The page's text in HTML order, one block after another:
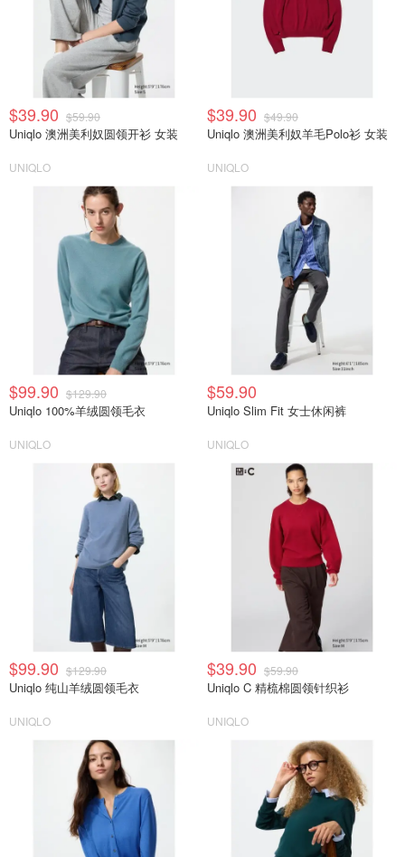
$39.90 $59.90
Uniqlo 澳洲美利奴圆领开衫 女装
UNIQLO
$39.90 $49.90
Uniqlo 澳洲美利奴羊毛Polo衫 女装
UNIQLO
$99.90 $129.90
Uniqlo 100%羊绒圆领毛衣
UNIQLO
$59.90
Uniqlo Slim Fit 女士休闲裤
UNIQLO
$99.90 $129.90
Uniqlo 纯山羊绒圆领毛衣
UNIQLO
$39.90 $59.90
Uniqlo C 精梳棉圆领针织衫
UNIQLO